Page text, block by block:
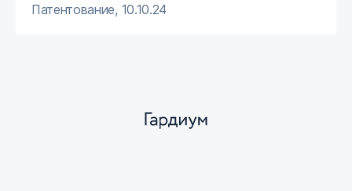
Патентование, 10.10.24